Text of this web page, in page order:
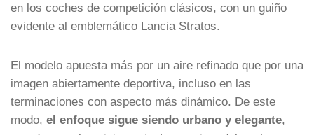
en los coches de competición clásicos, con un guiño
evidente al emblemático Lancia Stratos.
El modelo apuesta más por un aire refinado que por una
imagen abiertamente deportiva, incluso en las
terminaciones con aspecto más dinámico. De este
modo, el enfoque sigue siendo urbano y elegante,